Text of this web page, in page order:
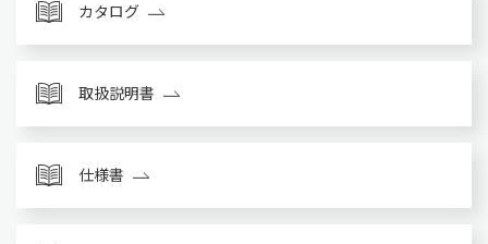
カタログ
取扱説明書
仕様書